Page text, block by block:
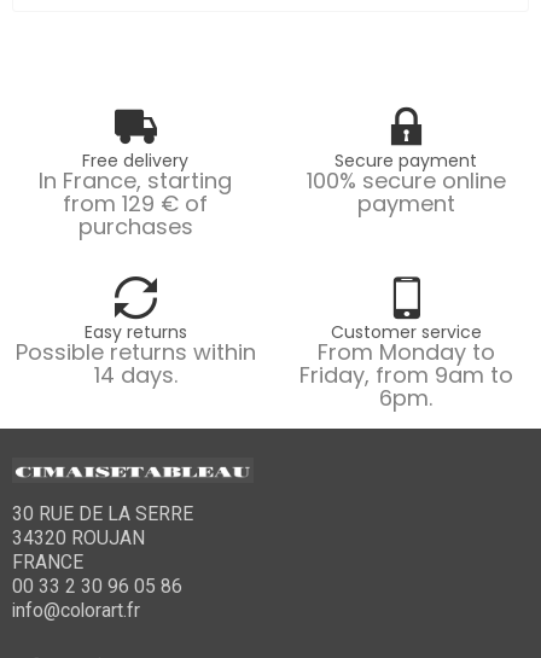
Free delivery
In France, starting
from 129 € of
purchases
Secure payment
100% secure online
payment
Easy returns
Possible returns within
14 days.
Customer service
From Monday to
Friday, from 9am to
6pm.
30 RUE DE LA SERRE
34320 ROUJAN
FRANCE
00 33 2 30 96 05 86
info@colorart.fr